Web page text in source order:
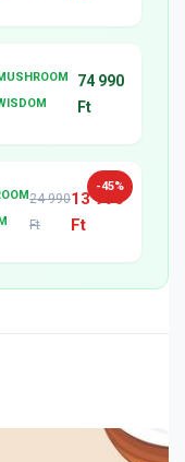
74 990
Ft
-45%
24 990
Ft
13 990
Ft